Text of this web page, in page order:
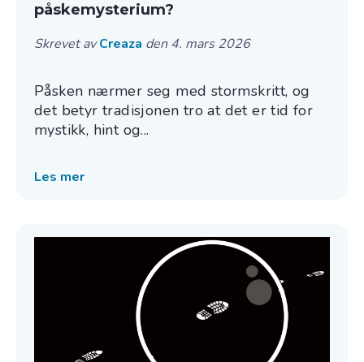
påskemysterium?
Skrevet avCreaza den 4. mars 2026
Påsken nærmer seg med stormskritt, og
det betyr tradisjonen tro at det er tid for
mystikk, hint og...
Les mer